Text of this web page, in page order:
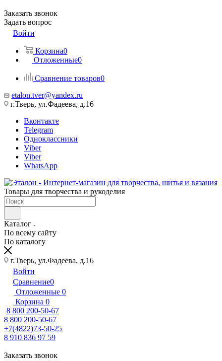
Заказать звонок
Задать вопрос
Войти
Корзина0
Отложенные0
Сравнение товаров0
etalon.tver@yandex.ru
г.Тверь, ул.Фадеева, д.16
Вконтакте
Telegram
Одноклассники
Viber
Viber
WhatsApp
Товары для творчества и рукоделия
Каталог
По всему сайту
По каталогу
г.Тверь, ул.Фадеева, д.16
Войти
Сравнение0
Отложенные 0
Корзина 0
8 800 200-50-67
8 800 200-50-67
+7(4822)73-50-25
8 910 836 97 59
Заказать звонок